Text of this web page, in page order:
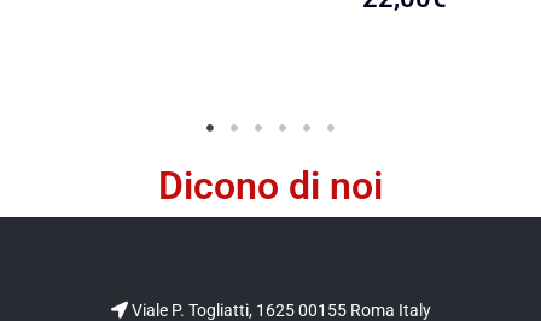
Dicono di noi
Viale P. Togliatti, 1625 00155 Roma Italy